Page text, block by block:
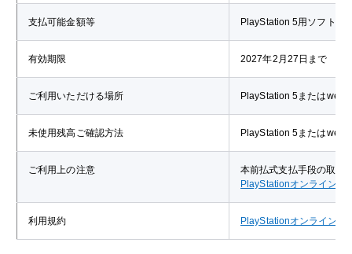
支払可能金額等 PlayStation 5用ソフトウ
有効期限 2027年2月27日まで
ご利用いただける場所 PlayStation 5またはweb
未使用残高ご確認方法 PlayStation 5またはweb
ご利用上の注意
本前払式支払手段の取扱
PlayStationオンラインサ
利用規約 PlayStationオンラインサ